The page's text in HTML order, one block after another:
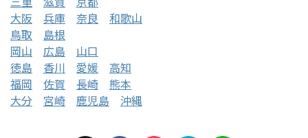
大阪
兵庫 奈良
和歌山
鳥取
島根
岡山
広島
山口
徳島
香川 愛媛
高知
福岡
佐賀 長崎
熊本
大分
宮崎 鹿児島 沖縄